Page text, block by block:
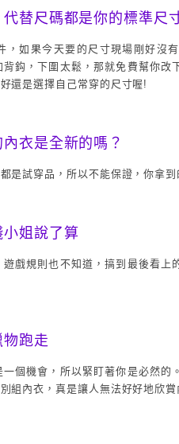
替尺碼都是你的標準尺
，如果今天要的尺寸現場剛好沒
鈎，下圍太鬆，那就免費幫你改
還是選擇自己常穿的尺寸喔!
衣是全新的嗎？
是試穿品，所以不能保證，你拿
姐說了算
戲規則也不知道，搞到最後看上
跑走
個機會，所以緊盯著你是必然的
組內衣，真是讓人無法好好地欣